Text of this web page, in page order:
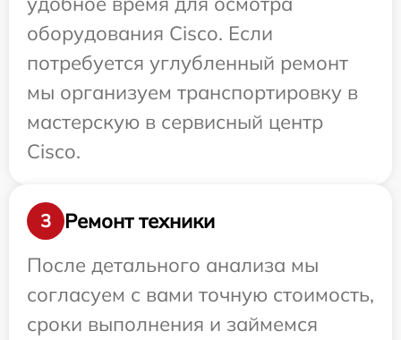
оборудования Cisco. Если
потребуется углубленный ремонт
мы организуем транспортировку в
мастерскую в сервисный центр
Cisco.
3
Ремонт техники
После детального анализа мы
согласуем с вами точную стоимость,
сроки выполнения и займемся